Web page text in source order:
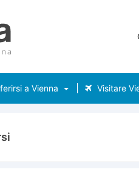
a Vienna Visitare